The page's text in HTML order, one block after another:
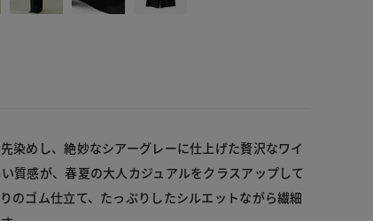
染めし、絶妙なシアーグレーに仕上げた贅沢なワイ
質感が、春夏の大人カジュアルをクラスアップして
のゴム仕立て、たっぷりしたシルエットながら繊細